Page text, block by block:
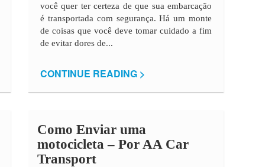
você quer ter certeza de que sua embarcação
é transportada com segurança. Há um monte
de coisas que você deve tomar cuidado a fim
de evitar dores de...
CONTINUE READING >
Como Enviar uma
motocicleta – Por AA Car
Transport